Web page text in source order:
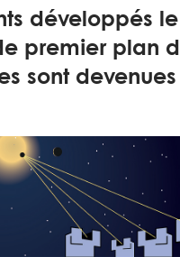
développés
premier plan
sont